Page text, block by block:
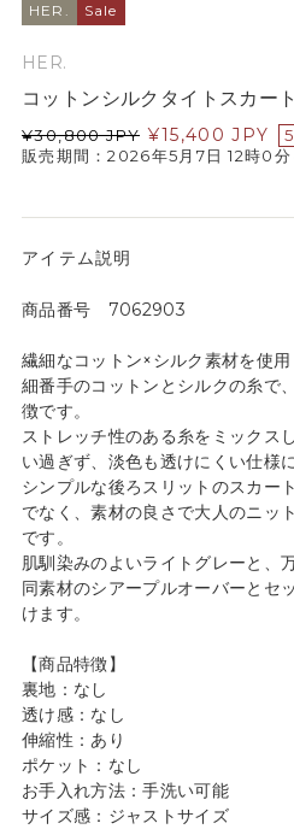
HER. Sale
HER.
コットンシルクタイトスカート
¥30,800 JPY ¥15,400 JPY
販売期間：2026年5月7日 12時0分
アイテム説明
商品番号 7062903
繊細なコットン×シルク素材を使用
細番手のコットンとシルクの糸で
徴です。
ストレッチ性のある糸をミックス
い過ぎず、淡色も透けにくい仕様
シンプルな後ろスリットのスカー
でなく、素材の良さで大人のニッ
です。
肌馴染みのよいライトグレーと、
同素材のシアープルオーバーとセ
けます。
【商品特徴】
裏地：なし
透け感：なし
伸縮性：あり
ポケット：なし
お手入れ方法：手洗い可能
サイズ感：ジャストサイズ